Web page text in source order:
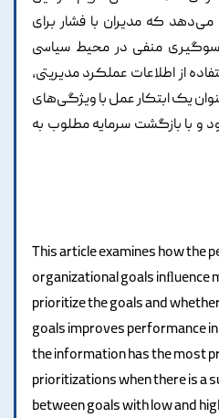
که مدیران با فشار برای
سوگیری منفی در محیط سیاسی
از اطلاعات عملکرد مدیریتی،
یک ابتکار عمل با ویژگی‌های
و با بازگشت سرمایه مطلوب به
This article examines how the
organizational goals inﬂuence
prioritize the goals and
goals improves performance
the information has the most
prioritizations when there is a
between goals with low and